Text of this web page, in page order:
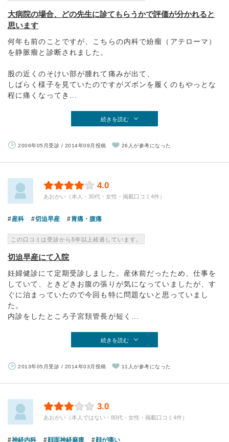
大病院の場合、どの先生に診てもらうかで評価が分かれると
思います
何年も前のことですが、こちらの内科で紛瘤（アテローマ）
を静脈瘤と診断されました。
股の近くのそけい部が腫れて痛みが出て、
しばらく様子を見ていたのですがズボンを履くのもやっとな
程に痛くなってき...
続きを読む
2006年05月受診 / 2014年09月投稿 26人が参考になった
4.0
あおかい（本人・30代・女性・掲載口コミ4件）
産科 切迫早産 胃痛・腹痛
この口コミは受診から5年以上経過しています。
切迫早産にて入院
妊婦健診にて定期受診しました。産休前だったため、仕事を
していて、ときどきお腹の張りが気になっていましたが、す
ぐに治まっていたので今回も特に問題ないと思っていまし
た。
内診をしたところ子宮頚管長が短く...
続きを読む
2013年05月受診 / 2014年03月投稿 11人が参考になった
3.0
あおかい（本人ではない・80代・女性・掲載口コミ4件）
神経内科 顔面神経麻痺 顔が痛い